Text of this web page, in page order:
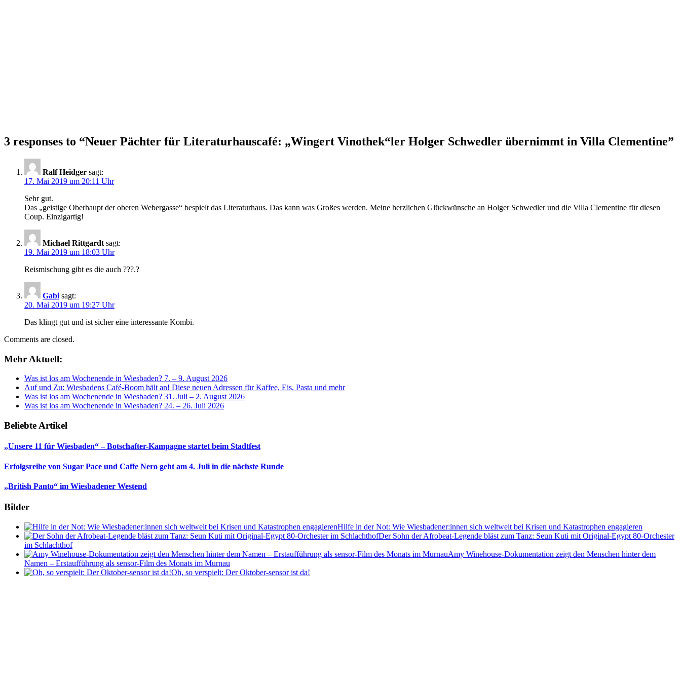
3 responses to “Neuer Pächter für Literaturhauscafé: „Wingert Vinothek“ler Holger Schwedler übernimmt in Villa Clementine”
Ralf Heidger sagt:
17. Mai 2019 um 20:11 Uhr
Sehr gut.
Das „geistige Oberhaupt der oberen Webergasse“ bespielt das Literaturhaus. Das kann was Großes werden. Meine herzlichen Glückwünsche an Holger Schwedler und die Villa Clementine für diesen
Coup. Einzigartig!
Michael Rittgardt sagt:
19. Mai 2019 um 18:03 Uhr
Reismischung gibt es die auch ???.?
Gabi sagt:
20. Mai 2019 um 19:27 Uhr
Das klingt gut und ist sicher eine interessante Kombi.
Comments are closed.
Mehr Aktuell:
Was ist los am Wochenende in Wiesbaden? 7. – 9. August 2026
Auf und Zu: Wiesbadens Café-Boom hält an! Diese neuen Adressen für Kaffee, Eis, Pasta und mehr
Was ist los am Wochenende in Wiesbaden? 31. Juli – 2. August 2026
Was ist los am Wochenende in Wiesbaden? 24. – 26. Juli 2026
Beliebte Artikel
„Unsere 11 für Wiesbaden“ – Botschafter-Kampagne startet beim Stadtfest
Erfolgsreihe von Sugar Pace und Caffe Nero geht am 4. Juli in die nächste Runde
„British Panto“ im Wiesbadener Westend
Bilder
Hilfe in der Not: Wie Wiesbadener:innen sich weltweit bei Krisen und Katastrophen engagieren
Der Sohn der Afrobeat-Legende bläst zum Tanz: Seun Kuti mit Original-Egypt 80-Orchester
im Schlachthof
Amy Winehouse-Dokumentation zeigt den Menschen hinter dem
Namen – Erstaufführung als sensor-Film des Monats im Murnau
Oh, so verspielt: Der Oktober-sensor ist da!